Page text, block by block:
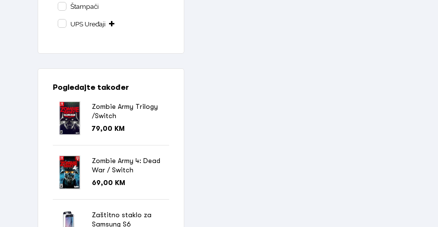
Štampači
UPS Uređaji
Pogledajte također
Zombie Army Trilogy
/Switch
79,00 KM
Zombie Army 4: Dead
War / Switch
69,00 KM
Zaštitno staklo za
Samsung S6